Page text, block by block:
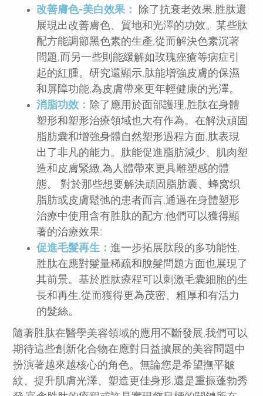
改善膚色-美白效果：
除了抗衰老效果,胜肽還
展現出改善膚色、質地和光澤的功效。某些肽
配方能調節黑色素的生產,從而解決色素沉著
問題,而另一些則能緩解如玫瑰痤瘡等病症引
起的紅腫。研究還顯示,肽能增強皮膚的保濕
和屏障功能,為皮膚帶來更年輕健康的光澤。
消脂功效： 除了應用於面部護理,胜肽在身體
塑形和塑形治療領域也大有作為。在解決頑固
脂肪囊和增強身體自然塑形過程方面,肽表現
出了非凡的能力。肽能促進脂肪減少、肌肉塑
造和皮膚緊緻,為人體帶來更具雕塑感的體
態。 對於那些想要解決頑固脂肪囊、蜂窝织
脂肪或皮膚鬆弛的患者而言,通過在身體塑形
治療中使用含有胜肽的配方,他們可以獲得顯
著的治療效果:
促進毛髮再生：進一步拓展肽段的多功能性,
胜肽在應對髮量稀疏和脫髮問題方面也展現了
其前景。基於胜肽療程可以刺激毛囊細胞的生
長和再生,從而獲得更為茂密、粗厚和有活力
的髮絲。
隨著胜肽在醫學美容領域的應用不斷發展,我們可以
期待這些創新化合物在應對日益擴展的美容問題中
扮演著越來越核心的角色。無論您是希望撫平皺
紋、提升肌膚光澤、塑造更佳身形,還是重振蓬勃秀